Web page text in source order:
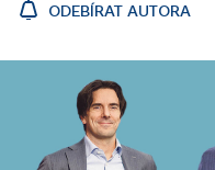
ODEBÍRAT AUTORA